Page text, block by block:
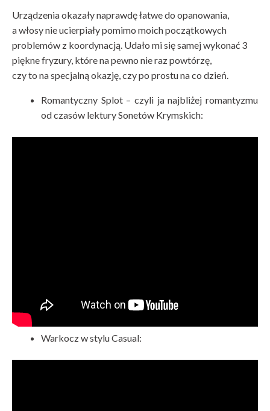
Urządzenia okazały naprawdę łatwe do opanowania,
a włosy nie ucierpiały pomimo moich początkowych
problemów z koordynacją. Udało mi się samej wykonać 3
piękne fryzury, które na pewno nie raz powtórzę,
czy to na specjalną okazję, czy po prostu na co dzień.
Romantyczny Splot – czyli ja najbliżej romantyzmu
od czasów lektury Sonetów Krymskich:
Warkocz w stylu Casual: